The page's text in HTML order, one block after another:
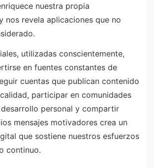
nuestra propia
nos revela aplicaciones que no
utilizadas conscientemente,
en fuentes constantes de
cuentas que publican contenido
participar en comunidades
personal y compartir
mensajes motivadores crea un
que sostiene nuestros esfuerzos
continuo.